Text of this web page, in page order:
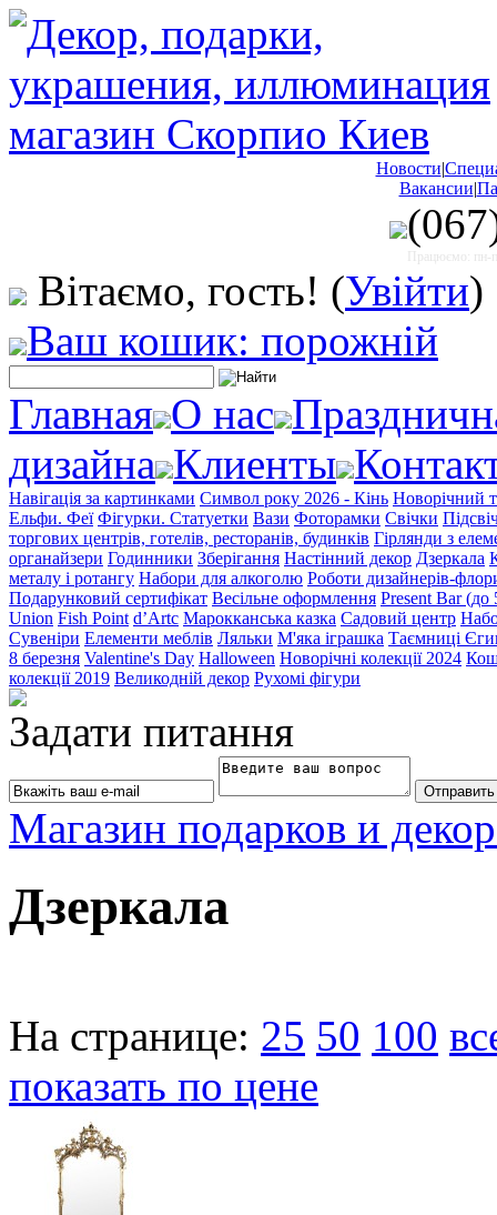
Новости|
Вакансии|
Працюємо: пн-
Вітаємо, гость! (Увійти)
Ваш кошик: порожній
Главная О нас
дизайна Клиенты
Навігація за картинками Символ року 2026 - Кінь Новорічний
Ельфи. Феї Фігурки. Статуетки Вази Фоторамки Свічки
торгових центрів, готелів, ресторанів, будинків Гірлянди з
органайзери Годинники Зберігання Настінний декор Дзеркала
металу і ротангу Набори для алкоголю Роботи дизайнерів-
Подарунковий сертифікат Весільне оформлення Present Bar (до
Union Fish Point d’Artc Марокканська казка Садовий центр
Сувеніри Елементи меблів Ляльки М'яка іграшка Таємниці
8 березня Valentine's Day Halloween Новорічні колекції 2024
колекції 2019 Великодній декор Рухомі фігури
Задати питання
Магазин подарков и
Дзеркала
На странице: 25 50 100
показать по цене